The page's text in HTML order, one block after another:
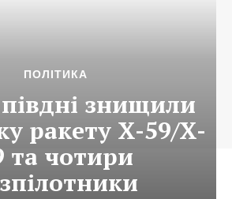
ПОЛІТИКА
знищили
ракету X-59/X-
та чотири